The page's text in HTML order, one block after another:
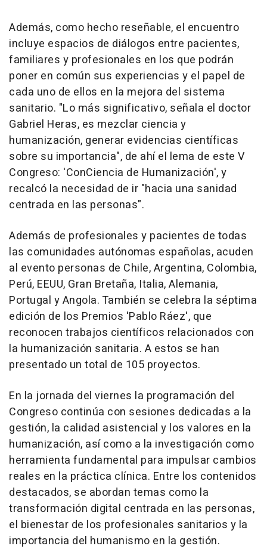
Además, como hecho reseñable, el encuentro
incluye espacios de diálogos entre pacientes,
familiares y profesionales en los que podrán
poner en común sus experiencias y el papel de
cada uno de ellos en la mejora del sistema
sanitario. "Lo más significativo, señala el doctor
Gabriel Heras, es mezclar ciencia y
humanización, generar evidencias científicas
sobre su importancia", de ahí el lema de este V
Congreso: 'ConCiencia de Humanización', y
recalcó la necesidad de ir "hacia una sanidad
centrada en las personas".
Además de profesionales y pacientes de todas
las comunidades autónomas españolas, acuden
al evento personas de Chile, Argentina, Colombia,
Perú, EEUU, Gran Bretaña, Italia, Alemania,
Portugal y Angola. También se celebra la séptima
edición de los Premios 'Pablo Ráez', que
reconocen trabajos científicos relacionados con
la humanización sanitaria. A estos se han
presentado un total de 105 proyectos.
En la jornada del viernes la programación del
Congreso continúa con sesiones dedicadas a la
gestión, la calidad asistencial y los valores en la
humanización, así como a la investigación como
herramienta fundamental para impulsar cambios
reales en la práctica clínica. Entre los contenidos
destacados, se abordan temas como la
transformación digital centrada en las personas,
el bienestar de los profesionales sanitarios y la
importancia del humanismo en la gestión.